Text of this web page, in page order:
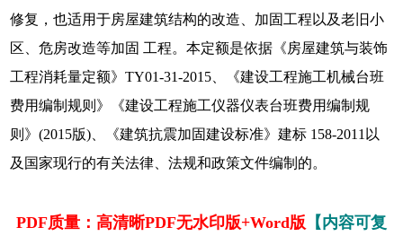
修复，也适用于房屋建筑结构的改造、加固工程以及老旧小
区、危房改造等加固 工程。本定额是依据《房屋建筑与装饰
工程消耗量定额》TY01-31-2015、《建设工程施工机械台班
费用编制规则》《建设工程施工仪器仪表台班费用编制规
则》(2015版)、《建筑抗震加固建设标准》建标 158-2011以
及国家现行的有关法律、法规和政策文件编制的。
PDF质量：高清晰PDF无水印版+Word版 【内容可复